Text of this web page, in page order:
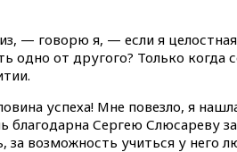
— говорю я, — если я
одно от другого? Только
успеха! Мне повезло, я
Сергею Слюсареву
за возможность учиться у него